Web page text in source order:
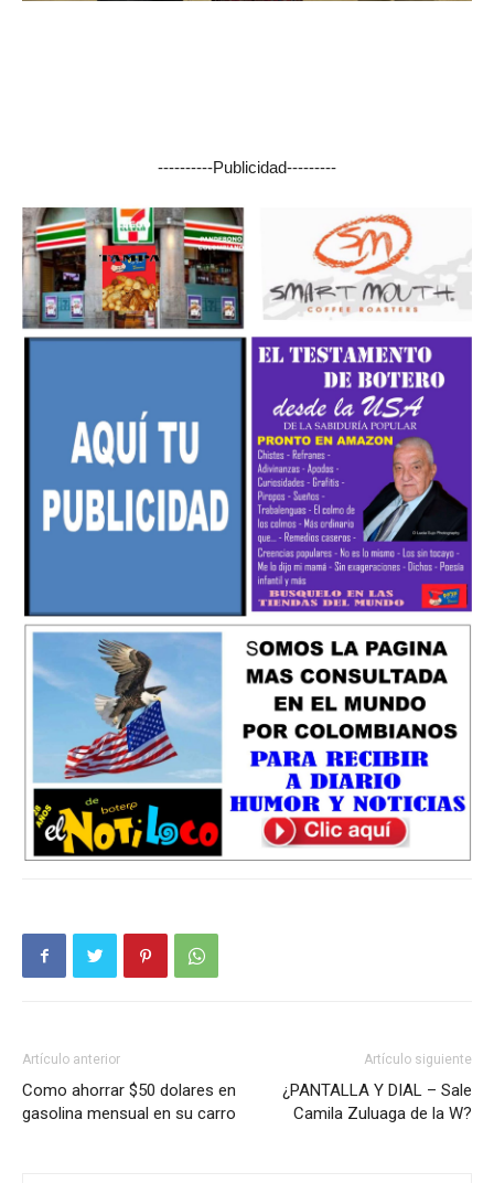
----------Publicidad---------
Artículo anterior
Como ahorrar $50 dolares en
gasolina mensual en su carro
Artículo siguiente
¿PANTALLA Y DIAL – Sale
Camila Zuluaga de la W?